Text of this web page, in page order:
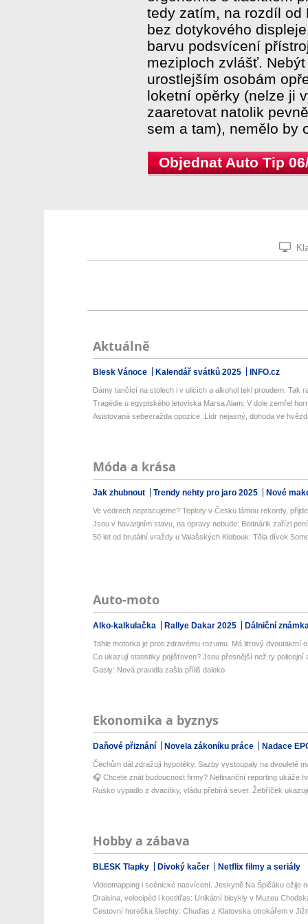
tedy zatím, na rozdíl od
bez dotykového
barvu podsvícení
meziploch zvlášť.
urostlejším osobám
loketní opěrky (nelze ji
zaaretovat natolik
sem a tam), nemělo by
Objednat Auto Tip
Aktuálně
Blesk Vánoce Kalendář svátků 2025 INFO.cz
Dámy tančící na stolech i v ulicích a alkohol tekl proudem. Tak
Tragédie u egyptského letoviska Marsa Alam: V dole zemřel
Asistovaná sebevražda opozice. Lídr nejasný, dohoda ve
Móda a krása
Jak zhubnout Trendy nehty pro jaro 2025 Nové
Ve vedrech nepracujeme? Teploty v Česku lámou rekordy,
Jsou v havarijním stavu, na opravy nebude: Bednárik zařízl
50 let od brutální vraždy u Valašských Klobouk: Těla dívek
Auto-moto
Alko-kalkulačka Rallye Dakar 2025 Dálniční
Tahle motorka je proti zdravému rozumu. Má litrový dvoutaktní
Co ukazují statistiky pojišťoven? Jsou přesnější než ty policejní
Gasly: Nová pravidla zašla příliš daleko
Ekonomika a byznys
Daňové přiznání Novela zákoníku práce Nadace
Čechům dál zdražují hypotéky. Sazby vystoupaly na dvouleté
🎧 Chcete znát budoucnost firmy? Nefinanční reporting ukáže
Rusko vypadlo z dvacítky, vládu přebírá sever. Žebříček
Hobby a zábava
BLESK Tlapky Divoký kačer Netflix filmy a seriály
Videomapping i scénické nasvícení. Jeskyně Na Špičáku ožije
Draisina, velocipéd i kostitřas: Unikátní bicykly v Muzeu
Cestovní horečka šlechty: Chuďas z Klatovska otrokářem v